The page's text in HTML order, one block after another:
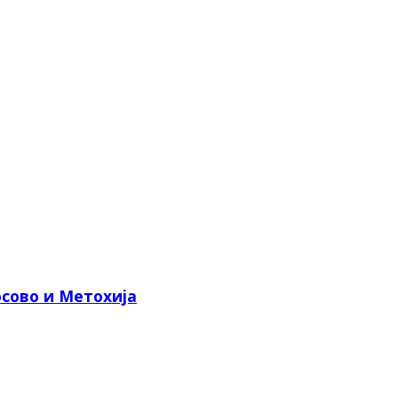
и Метохија